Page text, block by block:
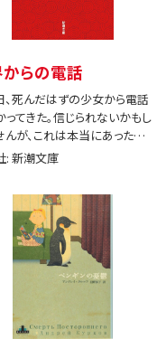
らの電話
、死んだはずの少女から電話
ってきた。信じられないかもし
んが、これは本当にあった出
。
: 新潮文庫